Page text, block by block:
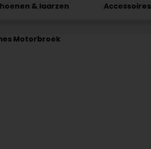
& laarzen Accessoires
Motorbroek